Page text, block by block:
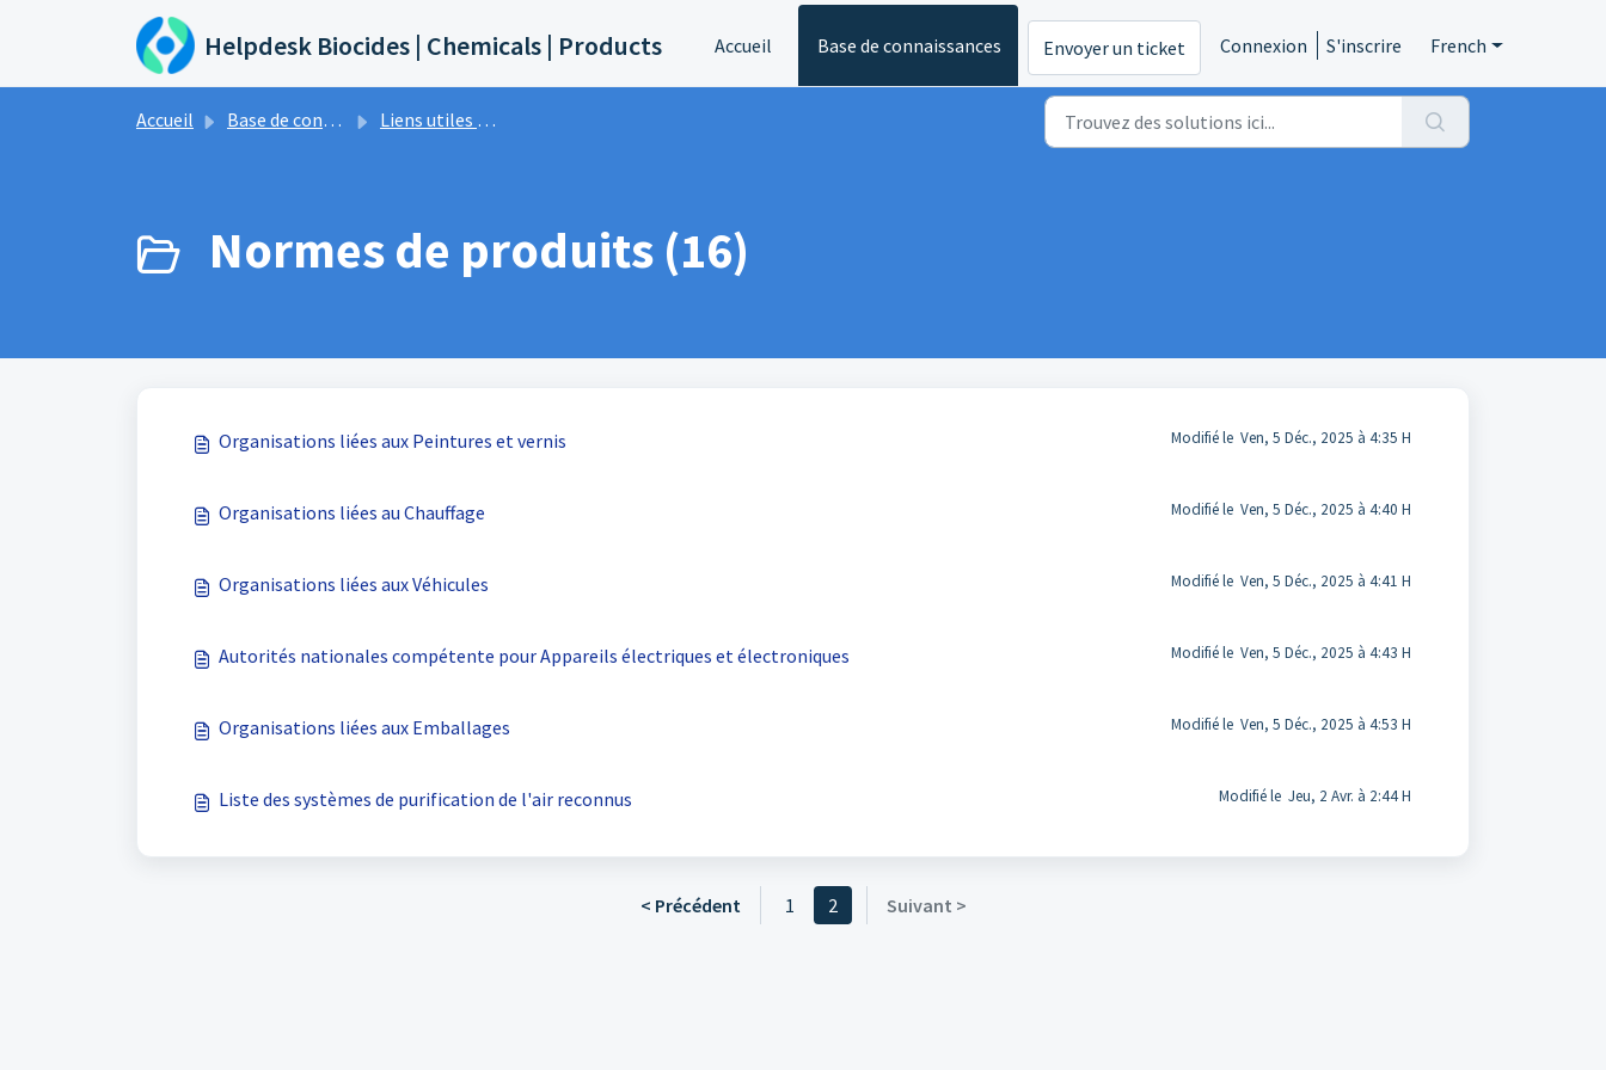
Passer au contenu principal
Helpdesk Biocides | Chemicals | Products Accueil Base de connaissances Envoyer un ticket Connexion S'inscrire French
Accueil Base de connaissances Liens utiles & événements
Normes de produits (16)
Organisations liées aux Peintures et vernis Modifié le Ven, 5 Déc., 2025 à 4:35 H
Organisations liées au Chauffage Modifié le Ven, 5 Déc., 2025 à 4:40 H
Organisations liées aux Véhicules Modifié le Ven, 5 Déc., 2025 à 4:41 H
Autorités nationales compétente pour Appareils électriques et électroniques Modifié le Ven, 5 Déc., 2025 à 4:43 H
Organisations liées aux Emballages Modifié le Ven, 5 Déc., 2025 à 4:53 H
Liste des systèmes de purification de l'air reconnus Modifié le Jeu, 2 Avr. à 2:44 H
< Précédent 1 2 Suivant >